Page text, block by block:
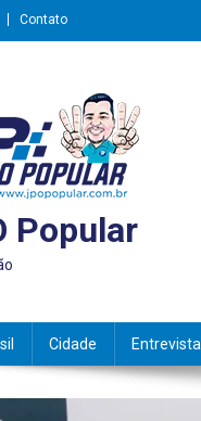
Contato
Popular
Cidade Entrevista